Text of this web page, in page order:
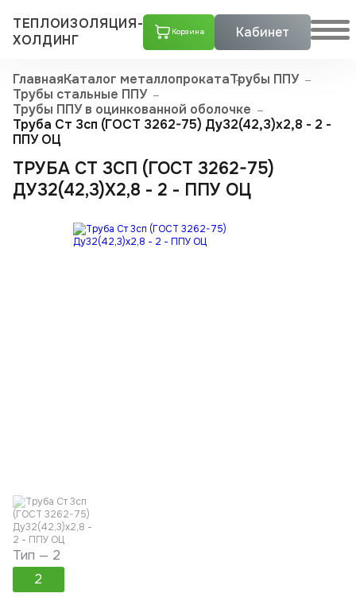
ТЕПЛОИЗОЛЯЦИЯ-
ХОЛДИНГ
Корзина Кабинет
ГлавнаяКаталог металлопрокатаТрубы ППУ
Трубы стальные ППУ
Трубы ППУ в оцинкованной оболочке
Труба Ст 3сп (ГОСТ 3262-75) Ду32(42,3)x2,8 - 2 -
ППУ ОЦ
ТРУБА СТ 3СП (ГОСТ 3262-75)
ДУ32(42,3)X2,8 - 2 - ППУ ОЦ
Тип — 2
2